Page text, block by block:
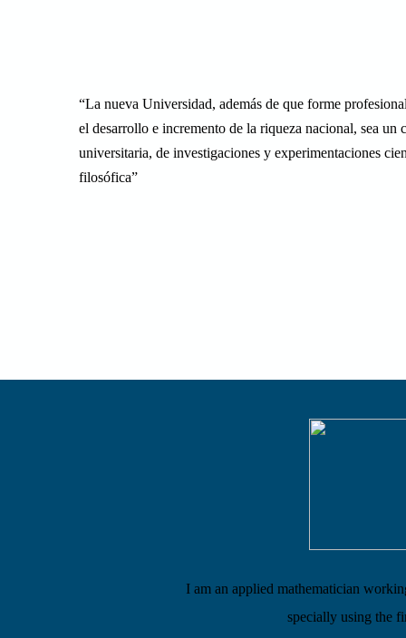
“La nueva Universidad, además de que forme
el desarrollo e incremento de la riqueza nacional, sea
universitaria, de investigaciones y experimentaciones
filosófica”
I am an applied mathematician
specially using the